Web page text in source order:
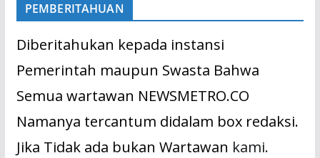
PEMBERITAHUAN
Diberitahukan kepada instansi
Pemerintah maupun Swasta Bahwa
Semua wartawan NEWSMETRO.CO
Namanya tercantum didalam box redaksi.
Jika Tidak ada bukan Wartawan kami.